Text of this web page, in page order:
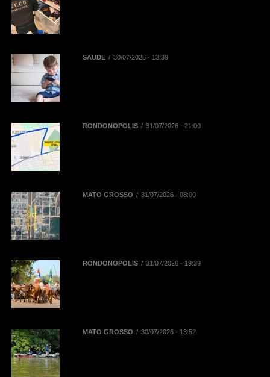
SAÚDE 30/07/2026 - 13:39
RONDONÓPOLIS 31/07/2026 - 21:00
MATO GROSSO 31/07/2026 - 08:00
RONDONÓPOLIS 31/07/2026 - 19:39
MATO GROSSO 30/07/2026 - 13:52